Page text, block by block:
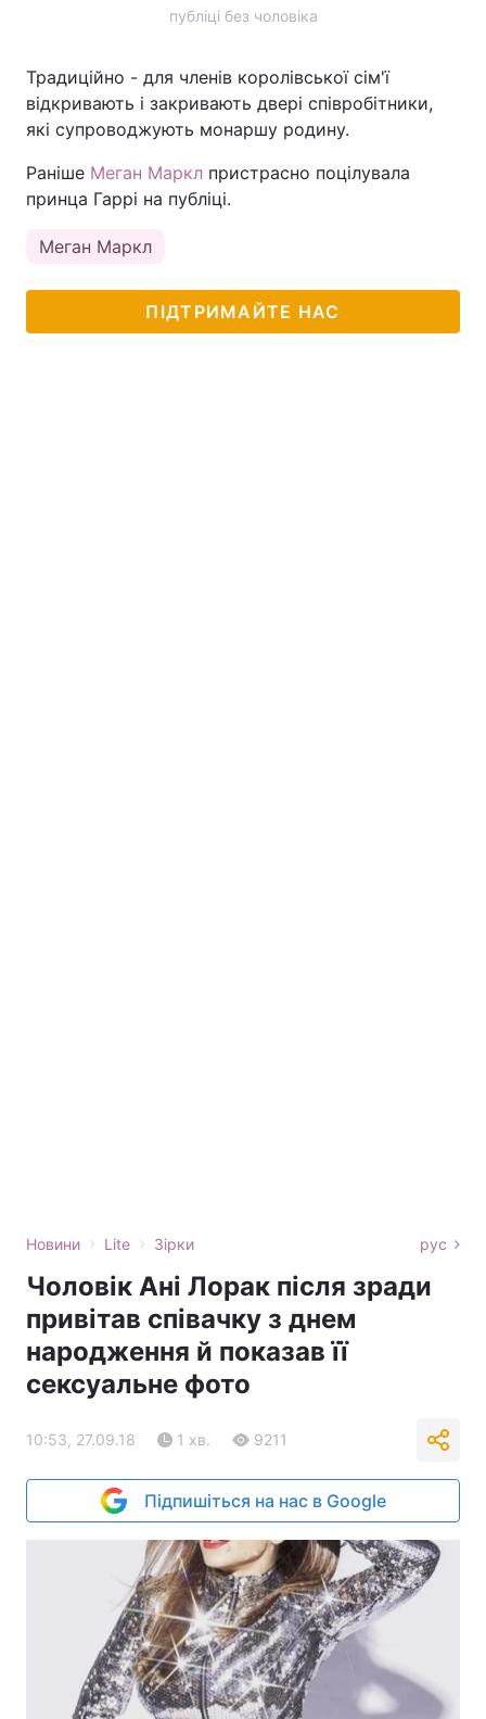
Тема оформлення
публіці без чоловіка
Традиційно - для членів королівської сім'ї
відкривають і закривають двері співробітники,
які супроводжують монаршу родину.
Раніше Меган Маркл пристрасно поцілувала
принца Гаррі на публіці.
Меган Маркл
ПІДТРИМАЙТЕ НАС
Новини › Lite › Зірки рус
Чоловік Ані Лорак після зради
привітав співачку з днем
народження й показав її
сексуальне фото
10:53, 27.09.18 1 хв. 9211
Підпишіться на нас в Google